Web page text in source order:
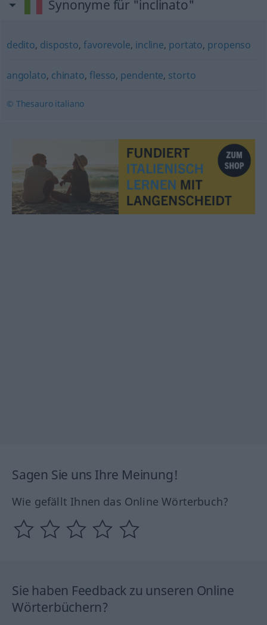
Synonyme für "inclinato"
dedito, disposto,favorevole, incline, portato, propenso
angolato, chinato,flesso, pendente, storto
© Thesauro italiano
Sagen Sie uns Ihre Meinung!
Wie gefällt Ihnen das Online Wörterbuch?
Sie haben Feedback zu unseren Online
Wörterbüchern?